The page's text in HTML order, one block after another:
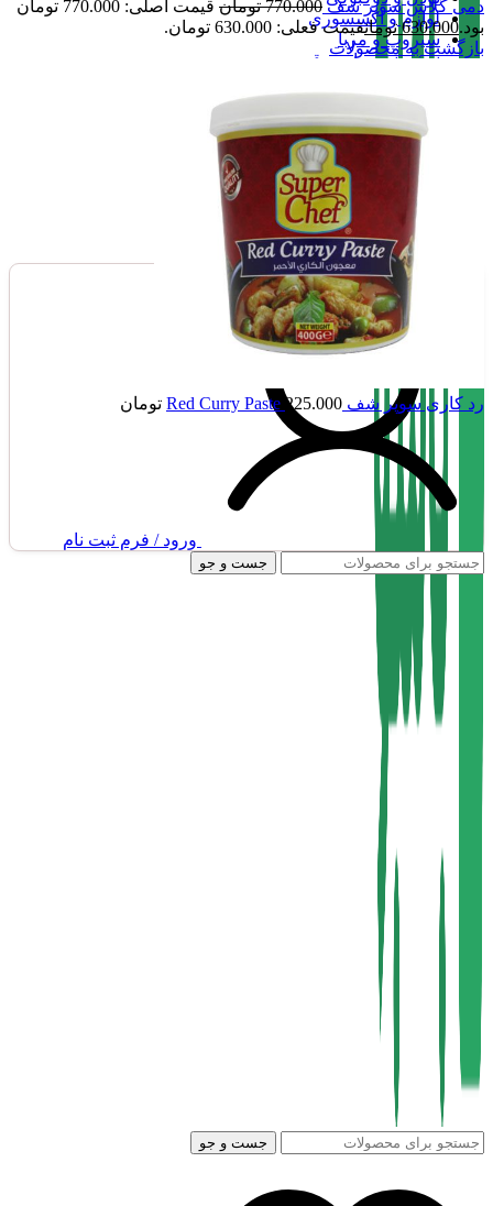
جست و جو
لوازم و اکسسوری
سیروپ و مربا
نوشیدنی ،چای و قهوه
صفحه اصلی
فروشگاه
تماس با بامبو
درباره بامبو
بامبو مگ
ورود / فرم ثبت نام
جست و جو
دمی گلاس سوپر شف 770.000 تومان
قیمت اصلی: 770.000 تومان
بود.630.000 تومانقیمت فعلی: 630.000 تومان.
بازگشت به محصولات
رد کاری سوپر شف Red Curry Paste 225.000 تومان